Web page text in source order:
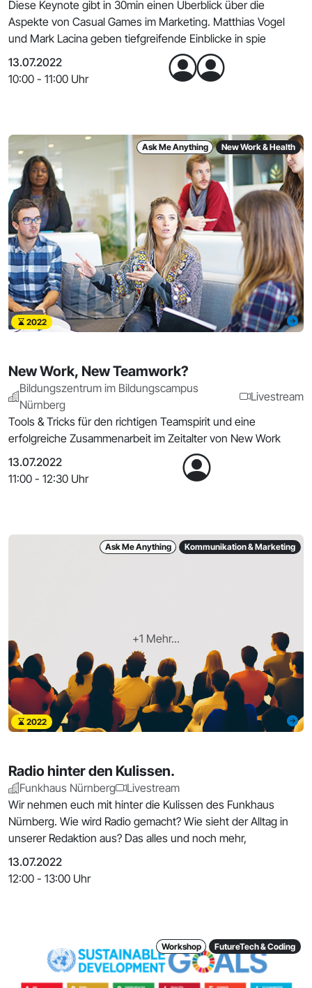
Diese Keynote gibt in 30min einen Überblick über die
Aspekte von Casual Games im Marketing. Matthias Vogel
und Mark Lacina geben tiefgreifende Einblicke in spie
13.07.2022
10:00 - 11:00 Uhr
Ask Me Anything New Work & Health
2022
New Work, New Teamwork?
Bildungszentrum im Bildungscampus
Nürnberg
Livestream
Tools & Tricks für den richtigen Teamspirit und eine
erfolgreiche Zusammenarbeit im Zeitalter von New Work
13.07.2022
11:00 - 12:30 Uhr
+1 Mehr...
Ask Me Anything Kommunikation & Marketing
2022
Radio hinter den Kulissen.
Funkhaus Nürnberg
Livestream
Wir nehmen euch mit hinter die Kulissen des Funkhaus
Nürnberg. Wie wird Radio gemacht? Wie sieht der Alltag in
unserer Redaktion aus? Das alles und noch mehr,
13.07.2022
12:00 - 13:00 Uhr
Workshop FutureTech & Coding